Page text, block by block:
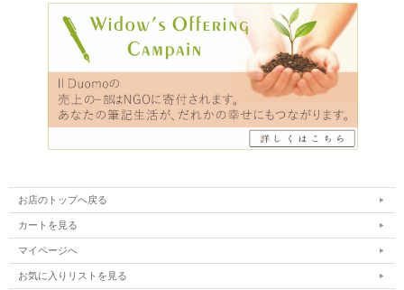
お店のトップへ戻る
カートを見る
マイページへ
お気に入りリストを見る